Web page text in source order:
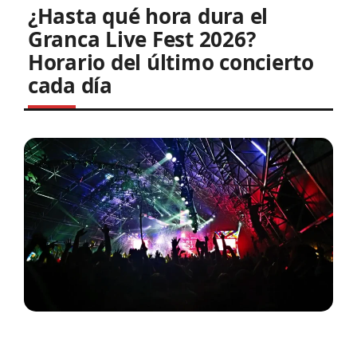
¿Hasta qué hora dura el
Granca Live Fest 2026?
Horario del último concierto
cada día